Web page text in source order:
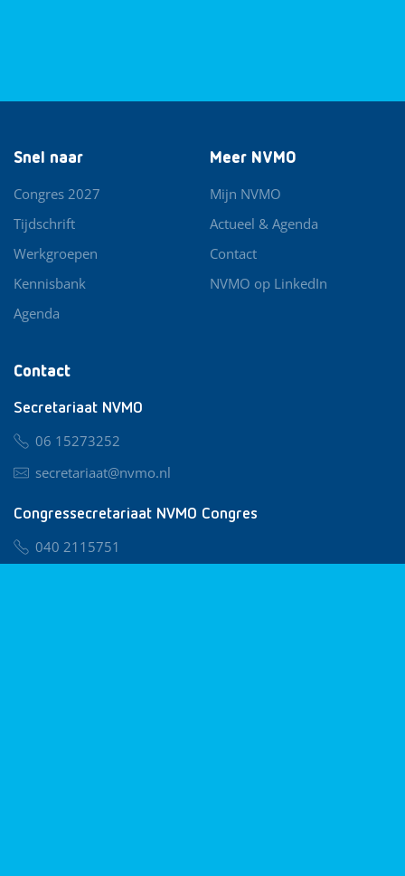
Contact
Secretariaat NVMO
06 15273252
secretariaat@nvmo.nl
Congressecretariaat NVMO Congres
040 2115751
Snel naar
Congres 2027
Tijdschrift
Werkgroepen
Kennisbank
Agenda
Meer NVMO
Mijn NVMO
Actueel & Agenda
Contact
NVMO op LinkedIn